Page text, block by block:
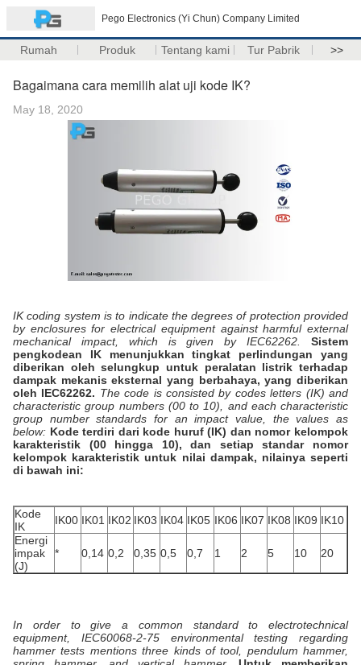
Pego Electronics (Yi Chun) Company Limited
Rumah Produk Tentang kami Tur Pabrik >>
Bagaimana cara memilih alat uji kode IK?
May 18, 2020
IK coding system is to indicate the degrees of protection provided
by enclosures for electrical equipment against harmful external
mechanical impact, which is given by IEC62262.
Sistem
pengkodean IK menunjukkan tingkat perlindungan yang
diberikan oleh selungkup untuk peralatan listrik terhadap
dampak mekanis eksternal yang berbahaya, yang diberikan
oleh IEC62262. The code is consisted by codes letters (IK) and
characteristic group numbers (00 to 10), and each characteristic
group number standards for an impact value, the values as
below: Kode terdiri dari kode huruf (IK) dan nomor kelompok
karakteristik (00 hingga 10), dan setiap standar nomor
kelompok karakteristik untuk nilai dampak, nilainya seperti
di bawah ini:
Kode
IK
IK00 IK01 IK02 IK03 IK04 IK05 IK06 IK07 IK08 IK09 IK10
Energi
impak
(J)
* 0,14 0,2 0,35 0,5 0,7 1 2 5 10 20
In order to give a common standard to electrotechnical
equipment, IEC60068-2-75 environmental testing regarding
hammer tests mentions three kinds of tool, pendulum hammer,